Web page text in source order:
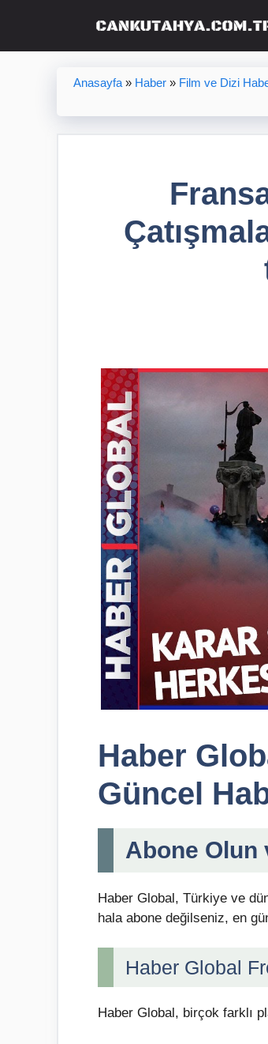
Anasayfa» Haber» Film ve Dizi
Haber
Güncel
Abone Olun
Haber Global, Türkiye ve
hala abone değilseniz, en
Haber Global
Haber Global, birçok farklı